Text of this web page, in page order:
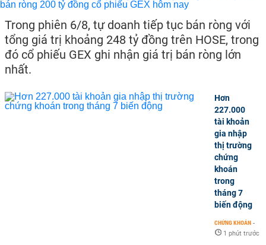
Trong phiên 6/8, tự doanh tiếp tục bán ròng với
tổng giá trị khoảng 248 tỷ đồng trên HOSE, trong
đó cổ phiếu GEX ghi nhận giá trị bán ròng lớn
nhất.
Hơn
227.000
tài khoản
gia nhập
thị trường
chứng
khoán
trong
tháng 7
biến động
CHỨNG KHOÁN -
1 phút trước